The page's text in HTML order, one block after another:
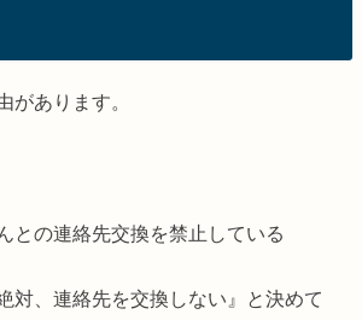
があります。
との連絡先交換を禁止している
対、連絡先を交換しない』と決めて